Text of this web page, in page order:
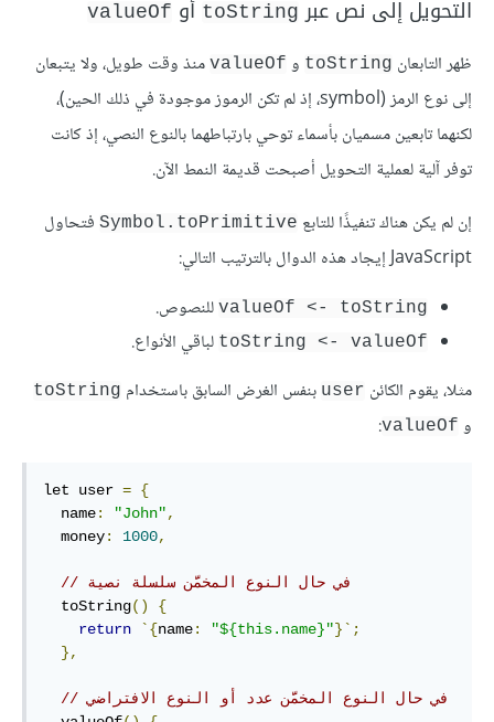
التحويل إلى نص عبر toString أو valueOf
ظهر التابعان toString و valueOf منذ وقت طويل، ولا يتبعان
إلى نوع الرمز (symbol، إذ لم تكن الرموز موجودة في ذلك الحين)،
لكنهما تابعين مسميان بأسماء توحي بارتباطهما بالنوع النصي، إذ كانت
توفر آلية لعملية التحويل أصبحت قديمة النمط الآن.
إن لم يكن هناك تنفيذًا للتابع Symbol.toPrimitive فتحاول
JavaScript إيجاد هذه الدوال بالترتيب التالي:
toString ->‏ valueOf للنصوص.
valueOf ->‏ toString
لباقي الأنواع.
مثلا، يقوم الكائن user بنفس الغرض السابق باستخدام toString
و valueOf
:
let user = {
  name
: "John",
  money
: 1000,
// في حال النوع المخمَّن سلسلة نصية
  toString
()
{
return
`{name: "${this.name}"}`;
},
// في حال النوع المخمَّن عدد أو النوع الافتراضي